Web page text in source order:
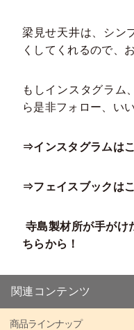
梁見せ天井は、シン
くしてくれるので、
もしインスタグラム
ら是非フォロー、い
⇒インスタグラムは
⇒フェイスブックは
寺島製材所が手がけ
ちらから！
関連コンテンツ
商品ラインナップ